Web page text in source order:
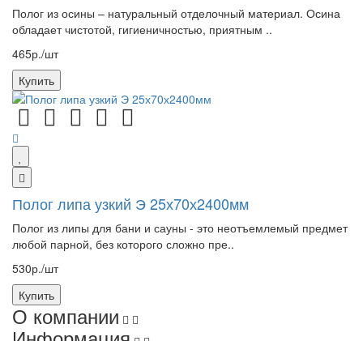
Полог из осины – натуральный отделочный материал. Осина
обладает чистотой, гигиеничностью, приятным ..
465р./шт
Купить
Полог липа узкий Э 25х70х2400мм
Полог из липы для бани и сауны - это неотъемлемый предмет
любой парной, без которого сложно пре..
530р./шт
Купить
О компании